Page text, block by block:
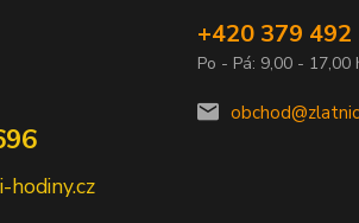
+420 379 492
Po - Pá: 9,00 - 17,00